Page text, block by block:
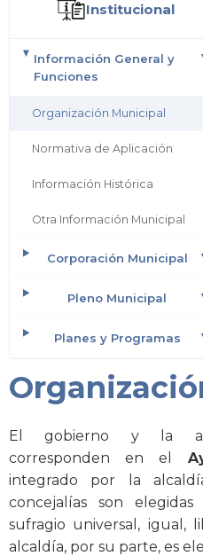
Institucional
Información General y
Funciones
Organización Municipal
Normativa de Aplicación
Información Histórica
Otra Información Municipal
Corporación Municipal
Pleno Municipal
Planes y Programas
El gobierno y la
corresponden en el
integrado por la
concejalías son
sufragio universal, igual,
alcaldía, por su parte, es